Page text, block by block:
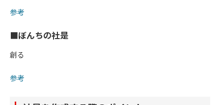
参考
■ぼんちの社是
創る
参考